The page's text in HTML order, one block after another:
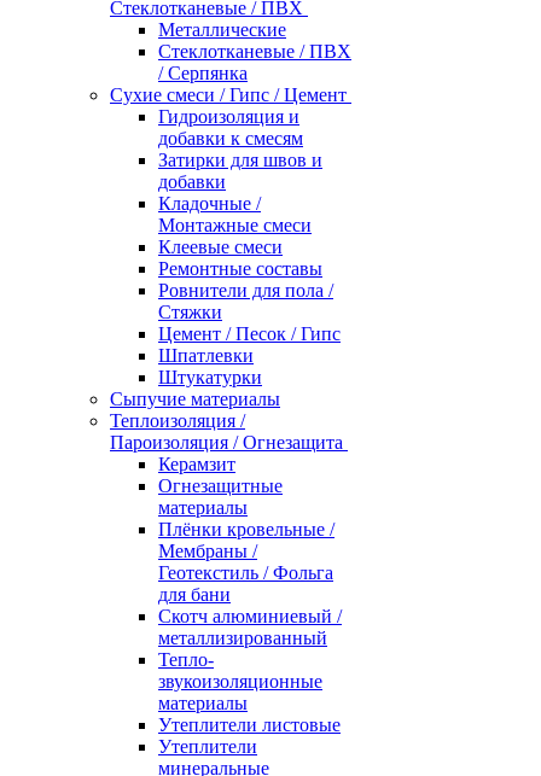
Стеклотканевые / ПВХ
Металлические
Стеклотканевые / ПВХ
/ Серпянка
Сухие смеси / Гипс / Цемент
Гидроизоляция и
добавки к смесям
Затирки для швов и
добавки
Кладочные /
Монтажные смеси
Клеевые смеси
Ремонтные составы
Ровнители для пола /
Стяжки
Цемент / Песок / Гипс
Шпатлевки
Штукатурки
Сыпучие материалы
Теплоизоляция /
Пароизоляция / Огнезащита
Керамзит
Огнезащитные
материалы
Плёнки кровельные /
Мембраны /
Геотекстиль / Фольга
для бани
Скотч алюминиевый /
металлизированный
Тепло-
звукоизоляционные
материалы
Утеплители листовые
Утеплители
минеральные